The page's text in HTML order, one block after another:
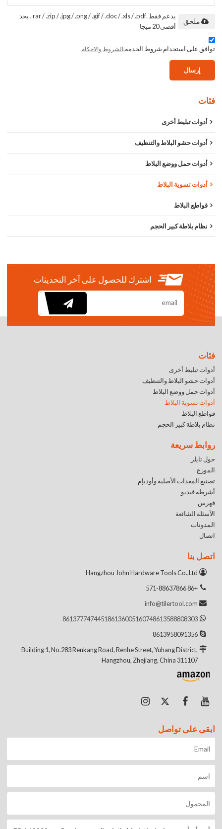
يدعم فقط .rar / .zip / .jpg / .png / .gif / .doc / .xls / .pdf ، بحد
أقصى 20 ميجا
ملحق
توافق على استخدام شروط الخدمة,الشروط والاحكام
إرسال
فئات
أدوات تبليط أخرى
أدوات حشو البلاط والتنظيف
أدوات حمل ووضع البلاط
أدوات تسوية البلاط
قواطع البلاط
نظام بلاطة كبير الحجم
اشترك للحصول على آخر التحديثات
فئات
أدوات تبليط أخرى
أدوات حشو البلاط والتنظيف
أدوات حمل ووضع البلاط
أدوات تسوية البلاط
قواطع البلاط
نظام بلاطة كبير الحجم
روابط سريعة
حول تايلر
الموزع
تصنيع المعدات الأصلية وأوديإم
أشرطة فيديو
فهرس
الأسئلة الشائعة
المدونات
اتصال
اتصل بنا
Hangzhou John Hardware Tools Co.,Ltd
+86 571-88637866
info@tilertool.com
8613588808303
8613600516074
8613777474451
8613958091356
Building 1, No.283 Renkang Road, Renhe Street, Yuhang District,
Hangzhou, Zhejiang, China 311107
ابقى على تواصل